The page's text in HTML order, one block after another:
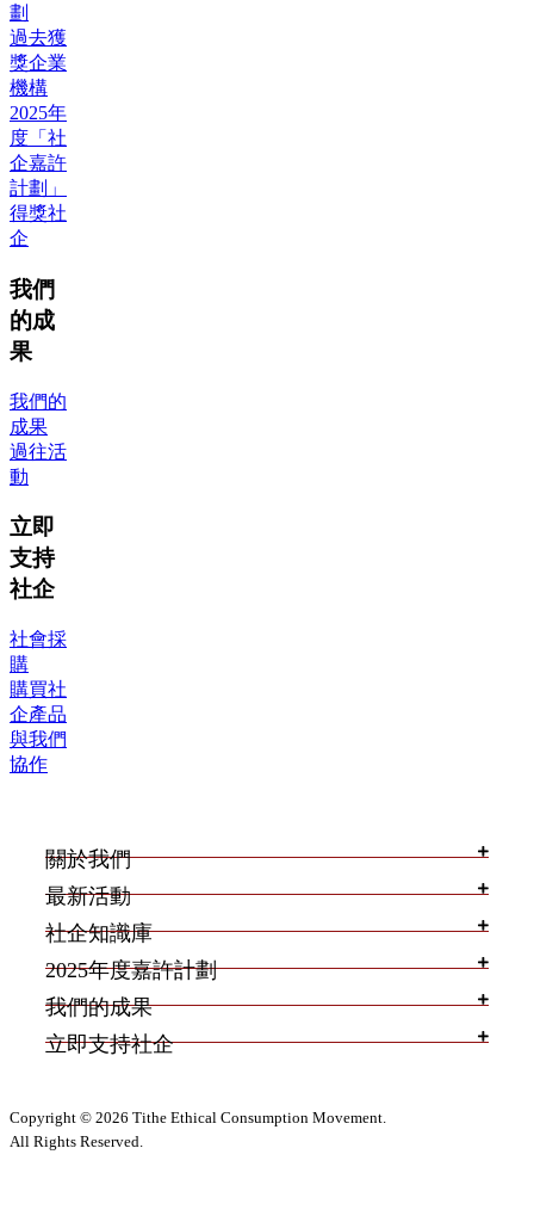
劃
過去獲
獎企業
機構
2025年
度「社
企嘉許
計劃」
得獎社
企
我們
的成
果
我們的
成果
過往活
動
立即
支持
社企
社會採
購
購買社
企產品
與我們
協作
關於我們
最新活動
社企知識庫
2025年度嘉許計劃
我們的成果
立即支持社企
Copyright © 2026 Tithe Ethical Consumption Movement.
All Rights Reserved.